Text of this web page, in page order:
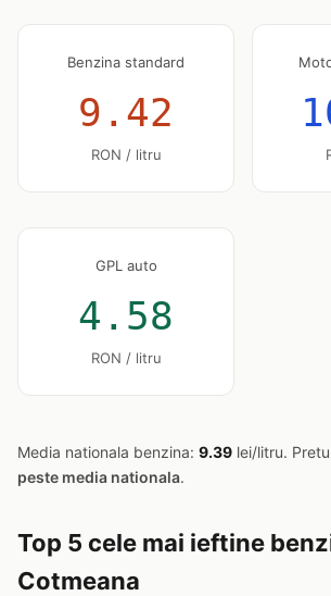
Benzina standard
9.42
RON / litru
GPL auto
4.58
RON / litru
Media nationala benzina: 9.39 lei/litru.
peste media nationala.
Top 5 cele mai ieftine
Cotmeana